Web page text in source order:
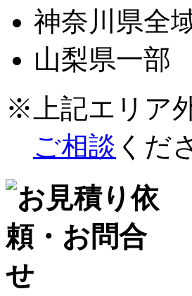
神奈川県全
山梨県一部
※上記エリア
ご相談 くだ